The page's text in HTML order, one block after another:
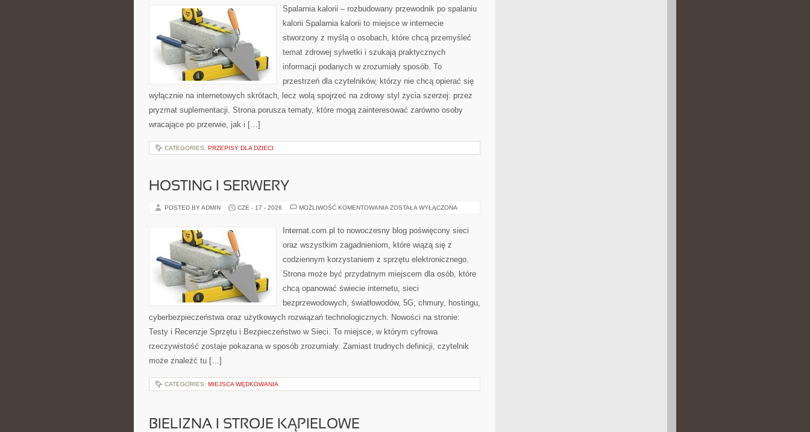
Spalarnia kalorii – rozbudowany przewodnik po spalaniu
kalorii Spalarnia kalorii to miejsce w internecie
stworzony z myślą o osobach, które chcą przemyśleć
temat zdrowej sylwetki i szukają praktycznych
informacji podanych w zrozumiały sposób. To
przestrzeń dla czytelników, którzy nie chcą opierać się
wyłącznie na internetowych skrótach, lecz wolą spojrzeć na zdrowy styl życia szerzej: przez
pryzmat suplementacji. Strona porusza tematy, które mogą zainteresować zarówno osoby
wracające po przerwie, jak i […]
CATEGORIES: PRZEPISY DLA DZIECI
HOSTING I SERWERY
POSTED BY ADMIN CZE - 17 - 2026 MOŻLIWOŚĆ KOMENTOWANIA HOSTING
ZOSTAŁA WYŁĄCZONA
Internat.com.pl to nowoczesny blog poświęcony sieci
oraz wszystkim zagadnieniom, które wiążą się z
codziennym korzystaniem z sprzętu elektronicznego.
Strona może być przydatnym miejscem dla osób, które
chcą opanować świecie internetu, sieci
bezprzewodowych, światłowodów, 5G, chmury, hostingu,
cyberbezpieczeństwa oraz użytkowych rozwiązań technologicznych. Nowości na stronie:
Testy i Recenzje Sprzętu i Bezpieczeństwo w Sieci. To miejsce, w którym cyfrowa
rzeczywistość zostaje pokazana w sposób zrozumiały. Zamiast trudnych definicji, czytelnik
może znaleźć tu […]
CATEGORIES: MIEJSCA WĘDKOWANIA
BIELIZNA I STROJE KĄPIELOWE